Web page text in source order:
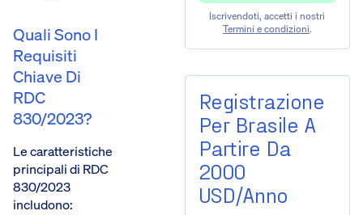
Quali Sono I
Requisiti
Chiave Di
RDC
830/2023?
Le caratteristiche
principali di RDC
830/2023
includono:
Iscrivendoti, accetti i nostri
Termini e condizioni.
Registrazione
Per Brasile A
Partire Da
2000
USD/anno